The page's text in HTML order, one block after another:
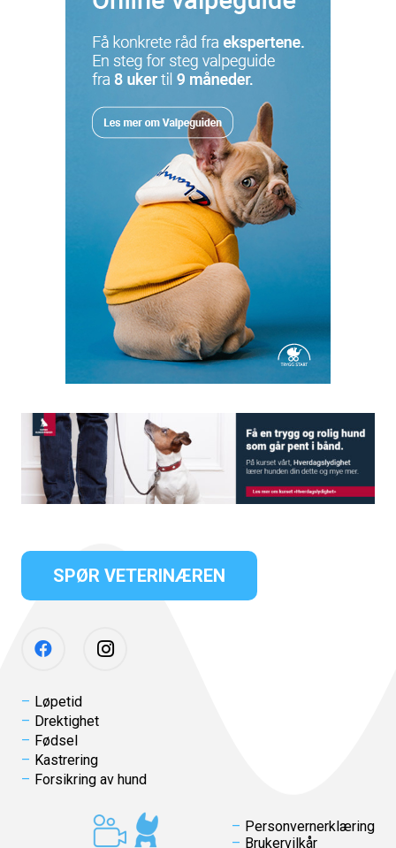
SPØR VETERINÆREN
Løpetid
Drektighet
Fødsel
Kastrering
Forsikring av hund
Personvernerklæring
Brukervilkår